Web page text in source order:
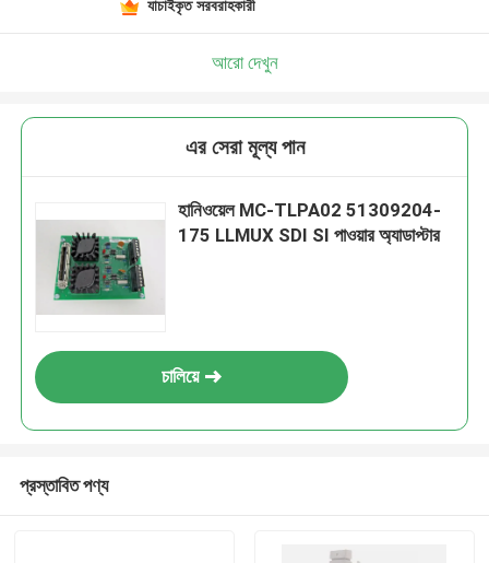
যাচাইকৃত সরবরাহকারী
আরো দেখুন
এর সেরা মূল্য পান
হানিওয়েল MC-TLPA02 51309204-
175 LLMUX SDI SI পাওয়ার অ্যাডাপ্টার
চালিয়ে
প্রস্তাবিত পণ্য